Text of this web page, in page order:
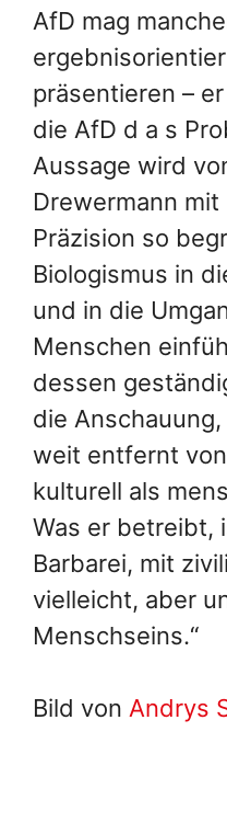
AfD mag
präsentieren –
die AfD d a s
Aussage wird
Drewermann
Präzision so
Biologismus in
und in die
Menschen
dessen
die
weit entfernt
kulturell als
Was er betreibt,
Barbarei, mit
vielleicht, aber
Menschseins.“
Bild von Andrys